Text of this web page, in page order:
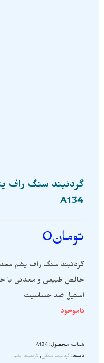
گردنبند سنگ راف
A134
تومان0
گردنبند سنگ راف یشم
خالص طبیعی و معدنی با
استیل ضد حساسیت
ناموجود
شناسه محصول:A134
دسته: گردنبند سنگی, گردنبند یشم